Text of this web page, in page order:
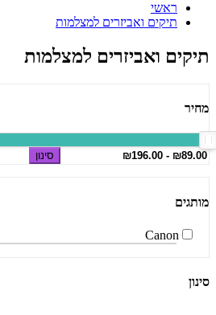
ראשי
תיקים ואביזרים למצלמות
תיקים ואביזרים למצלמות
מחיר
סינון
מותגים
Canon
סינון